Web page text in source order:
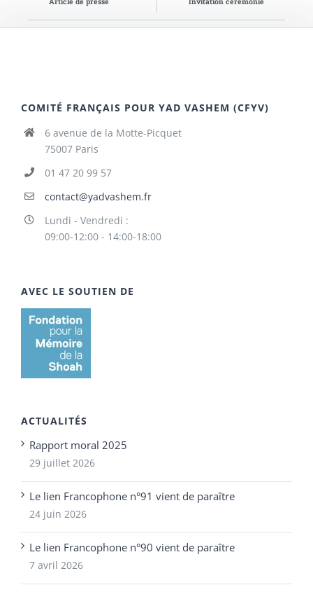
COMITÉ FRANÇAIS POUR YAD VASHEM (CFYV)
6 avenue de la Motte-Picquet
75007 Paris
01 47 20 99 57
contact@yadvashem.fr
Lundi - Vendredi :
09:00-12:00 - 14:00-18:00
AVEC LE SOUTIEN DE
ACTUALITÉS
Rapport moral 2025
29 juillet 2026
Le lien Francophone n°91 vient de paraître
24 juin 2026
Le lien Francophone n°90 vient de paraître
7 avril 2026